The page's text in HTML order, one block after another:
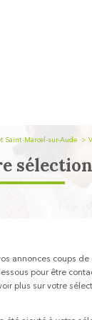
Saint-Marcel-sur-Aude
sélection
annonces coups
pour être
plus sur votre